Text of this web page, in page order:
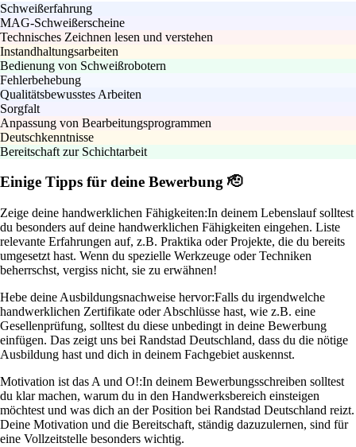
Schweißerfahrung
MAG-Schweißerscheine
Technisches Zeichnen lesen und verstehen
Instandhaltungsarbeiten
Bedienung von Schweißrobotern
Fehlerbehebung
Qualitätsbewusstes Arbeiten
Sorgfalt
Anpassung von Bearbeitungsprogrammen
Deutschkenntnisse
Bereitschaft zur Schichtarbeit
Einige Tipps für deine Bewerbung 🫡
Zeige deine handwerklichen Fähigkeiten:In deinem Lebenslauf solltest
du besonders auf deine handwerklichen Fähigkeiten eingehen. Liste
relevante Erfahrungen auf, z.B. Praktika oder Projekte, die du bereits
umgesetzt hast. Wenn du spezielle Werkzeuge oder Techniken
beherrschst, vergiss nicht, sie zu erwähnen!
Hebe deine Ausbildungsnachweise hervor:Falls du irgendwelche
handwerklichen Zertifikate oder Abschlüsse hast, wie z.B. eine
Gesellenprüfung, solltest du diese unbedingt in deine Bewerbung
einfügen. Das zeigt uns bei Randstad Deutschland, dass du die nötige
Ausbildung hast und dich in deinem Fachgebiet auskennst.
Motivation ist das A und O!:In deinem Bewerbungsschreiben solltest
du klar machen, warum du in den Handwerksbereich einsteigen
möchtest und was dich an der Position bei Randstad Deutschland reizt.
Deine Motivation und die Bereitschaft, ständig dazuzulernen, sind für
eine Vollzeitstelle besonders wichtig.